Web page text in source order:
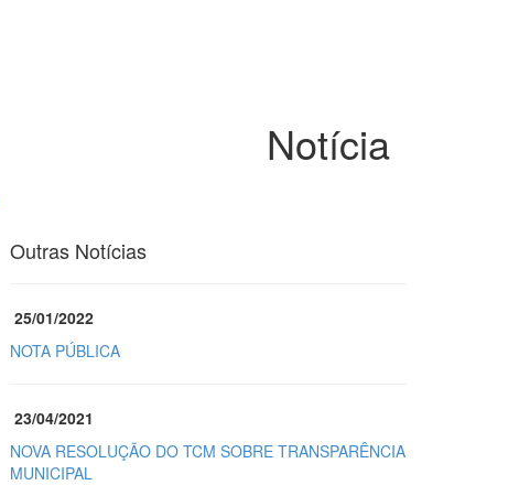
Notícia
Outras Notícias
25/01/2022
NOTA PÚBLICA
23/04/2021
NOVA RESOLUÇÃO DO TCM SOBRE TRANSPARÊNCIA
MUNICIPAL